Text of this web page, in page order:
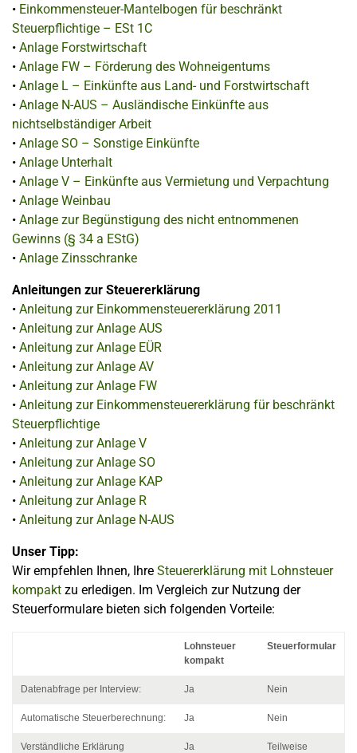
• Einkommensteuer-Mantelbogen für beschränkt
Steuerpflichtige – ESt 1C
• Anlage Forstwirtschaft
• Anlage FW – Förderung des Wohneigentums
• Anlage L – Einkünfte aus Land- und Forstwirtschaft
• Anlage N-AUS – Ausländische Einkünfte aus
nichtselbständiger Arbeit
• Anlage SO – Sonstige Einkünfte
• Anlage Unterhalt
• Anlage V – Einkünfte aus Vermietung und Verpachtung
• Anlage Weinbau
• Anlage zur Begünstigung des nicht entnommenen
Gewinns (§ 34 a EStG)
• Anlage Zinsschranke
Anleitungen zur Steuererklärung
• Anleitung zur Einkommensteuererklärung 2011
• Anleitung zur Anlage AUS
• Anleitung zur Anlage EÜR
• Anleitung zur Anlage AV
• Anleitung zur Anlage FW
• Anleitung zur Einkommensteuererklärung für beschränkt
Steuerpflichtige
• Anleitung zur Anlage V
• Anleitung zur Anlage SO
• Anleitung zur Anlage KAP
• Anleitung zur Anlage R
• Anleitung zur Anlage N-AUS
Unser Tipp:
Wir empfehlen Ihnen, Ihre Steuererklärung mit Lohnsteuer
kompakt zu erledigen. Im Vergleich zur Nutzung der
Steuerformulare bieten sich folgenden Vorteile:
Lohnsteuer
kompakt
Steuerformular
Datenabfrage per Interview: Ja Nein
Automatische Steuerberechnung: Ja Nein
Verständliche Erklärung
Ja Teilweise